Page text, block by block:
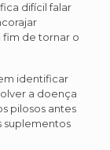
difícil falar
fim de tornar o
identificar
a doença
pilosos antes
suplementos